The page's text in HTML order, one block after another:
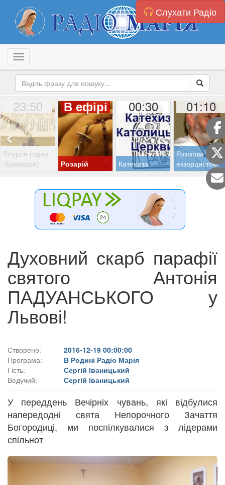
Слухати Радіо
Toggle navigation
23:50
Літургія годин
(Бревіарій)
В ефірі
Розарій
00:30
Катехиза
01:10
Розмова з
екзорцистом
Духовний скарб парафії
святого Антонія
ПАДУАНСЬКОГО у
Львові!
Створено:
2016-12-19 00:00:00
Програма:
В Родині Радіо Марія
Гість:
Сергій Іваницький
Ведучий:
Сергій Іваницький
У переддень Вечірніх чувань, які відбулися
напередодні свята Непорочного Зачаття
Богородиці, ми поспілкувалися з лідерами
спільнот